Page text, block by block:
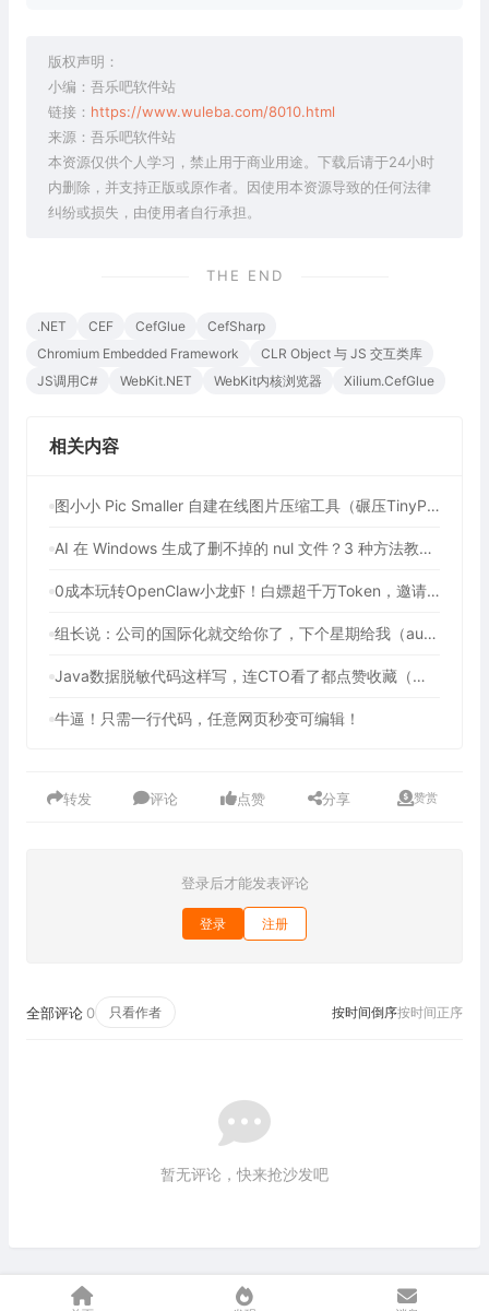
版权声明：
小编：吾乐吧软件站
链接： https://www.wuleba.com/8010.html
来源：吾乐吧软件站
本资源仅供个人学习，禁止用于商业用途。下载后请于24小时
内删除，并支持正版或原作者。因使用本资源导致的任何法律
纠纷或损失，由使用者自行承担。
THE END
.NET CEF CefGlue
CefSharp
Chromium Embedded Framework
CLR Object 与 JS 交互类库
JS调用C#
WebKit.NET WebKit内核浏览器 Xilium.CefGlue
相关内容
图小小 Pic Smaller 自建在线图片压缩工具（碾压TinyPNG！90%开发者不知道的免费图像压缩利器）
AI 在 Windows 生成了删不掉的 nul 文件？3 种方法教你强制删除
0成本玩转OpenClaw小龙虾！白嫖超千万Token，邀请好友最高可享百亿Token，2年内有效（包含腾讯、七牛云等多个平台活动）
组长说：公司的国际化就交给你了，下个星期给我（auto-i18n-translation-plugins 前端全自动国际化插件）
Java数据脱敏代码这样写，连CTO看了都点赞收藏（提供3种方法解决数据脱敏问题）
牛逼！只需一行代码，任意网页秒变可编辑！
转发 评论 点赞 分享 赞赏
登录后才能发表评论
登录 注册
全部评论 0 只看作者 按时间倒序按时间正序
暂无评论，快来抢沙发吧